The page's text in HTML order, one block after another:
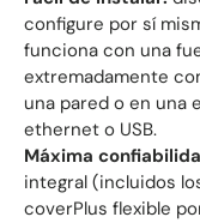
configure por sí
funciona con una
extremadamente
una pared o en una
ethernet o USB.
Máxima
integral (incluidos
coverPlus flexible